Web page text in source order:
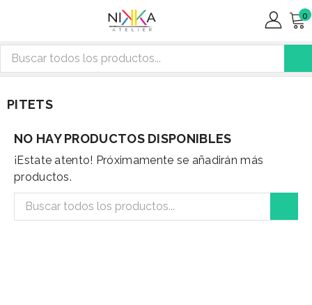
0
PITETS
NO HAY PRODUCTOS DISPONIBLES
¡Estate atento! Próximamente se añadirán más
productos.